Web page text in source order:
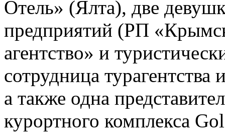
Отель» (Ялта), две
предприятий (РП
агентство» и
сотрудница
а также одна
курортного комплекса